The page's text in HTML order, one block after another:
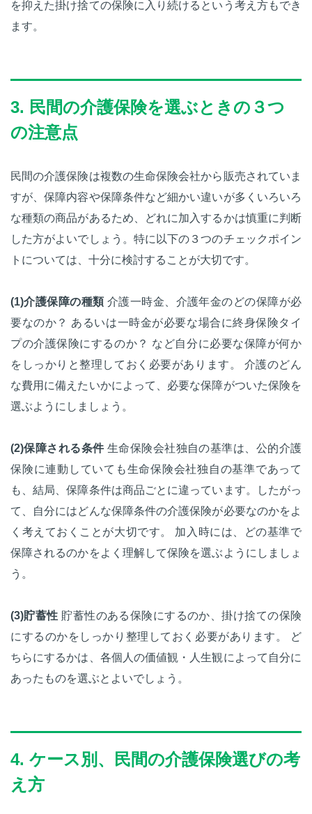
を抑えた掛け捨ての保険に入り続けるという考え方もでき
ます。
3. 民間の介護保険を選ぶときの３つ
の注意点
民間の介護保険は複数の生命保険会社から販売されていま
すが、保障内容や保障条件など細かい違いが多くいろいろ
な種類の商品があるため、どれに加入するかは慎重に判断
した方がよいでしょう。特に以下の３つのチェックポイン
トについては、十分に検討することが大切です。
(1)介護保障の種類介護一時金、介護年金のどの保障が必
要なのか？ あるいは一時金が必要な場合に終身保険タイ
プの介護保険にするのか？ など自分に必要な保障が何か
をしっかりと整理しておく必要があります。 介護のどん
な費用に備えたいかによって、必要な保障がついた保険を
選ぶようにしましょう。
(2)保障される条件生命保険会社独自の基準は、公的介護
保険に連動していても生命保険会社独自の基準であって
も、結局、保障条件は商品ごとに違っています。したがっ
て、自分にはどんな保障条件の介護保険が必要なのかをよ
く考えておくことが大切です。 加入時には、どの基準で
保障されるのかをよく理解して保険を選ぶようにしましょ
う。
(3)貯蓄性 貯蓄性のある保険にするのか、掛け捨ての保険
にするのかをしっかり整理しておく必要があります。 ど
ちらにするかは、各個人の価値観・人生観によって自分に
あったものを選ぶとよいでしょう。
4. ケース別、民間の介護保険選びの考
え方